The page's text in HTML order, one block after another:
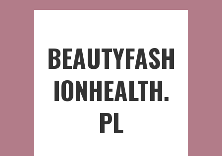
BEAUTYFASH
IONHEALTH.
PL